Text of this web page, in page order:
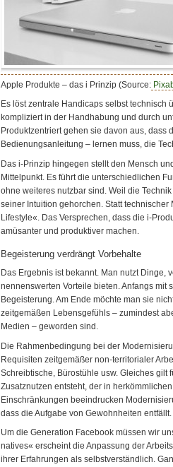
Apple Produkte – das i Prinzip (Source:
Es löst zentrale Handicaps selbst technisch
kompliziert in der Handhabung und durch
Produktzentriert gehen sie davon aus, dass
Bedienungsanleitung – lernen muss, die
Das i-Prinzip hingegen stellt den Mensch
Mittelpunkt. Es führt die unterschiedlichen
ohne weiteres nutzbar sind. Weil die
seiner Intuition gehorchen. Statt
Lifestyle«. Das Versprechen, dass die i-
amüsanter und produktiver machen.
Begeisterung verdrängt Vorbehalte
Das Ergebnis ist bekannt. Man nutzt Dinge,
nennenswerten Vorteile bieten. Anfangs mit
Begeisterung. Am Ende möchte man sie
zeitgemäßen Lebensgefühls – zumindest
Medien – geworden sind.
Die Rahmenbedingung bei der
Requisiten zeitgemäßer non-territorialer
Schreibtische, Bürostühle usw. Gleiches gilt
Zusatznutzen entsteht, der in
Einschränkungen beeindrucken
dass die Aufgabe von Gewohnheiten entfällt.
Um die Generation Facebook müssen wir
natives« erscheint die Anpassung der
ihrer Erfahrungen als selbstverständlich.